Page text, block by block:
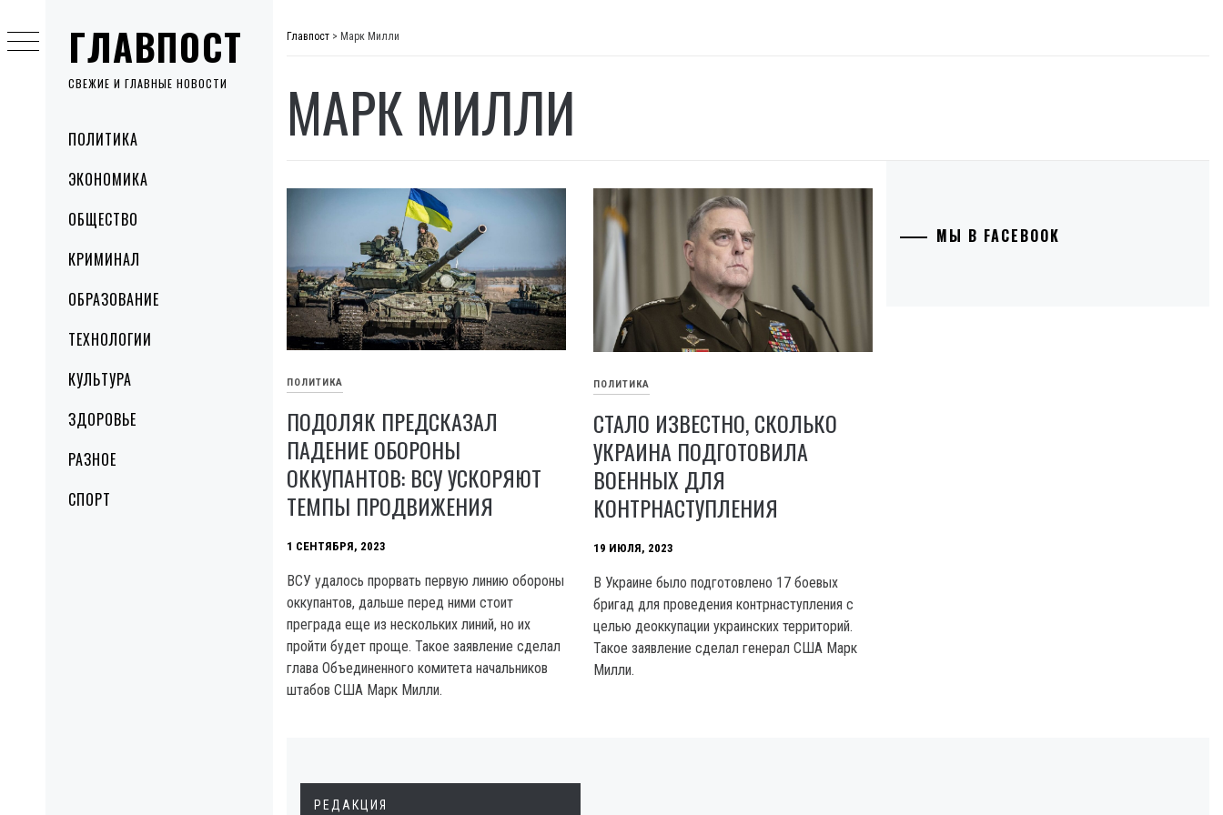
ГЛАВПОСТ
СВЕЖИЕ И ГЛАВНЫЕ НОВОСТИ
MenuПОЛИТИКА
ЭКОНОМИКА
ОБЩЕСТВО
КРИМИНАЛ
ОБРАЗОВАНИЕ
ТЕХНОЛОГИИ
КУЛЬТУРА
ЗДОРОВЬЕ
РАЗНОЕ
СПОРТ
to
content
Главпост > Марк Милли
МАРК МИЛЛИ
ПОЛИТИКА
ПОДОЛЯК ПРЕДСКАЗАЛ
ПАДЕНИЕ ОБОРОНЫ
ОККУПАНТОВ: ВСУ УСКОРЯЮТ
ТЕМПЫ ПРОДВИЖЕНИЯ
1 СЕНТЯБРЯ, 2023
ВСУ удалось прорвать первую линию обороны
оккупантов, дальше перед ними стоит
преграда еще из нескольких линий, но их
пройти будет проще. Такое заявление сделал
глава Объединенного комитета начальников
штабов США Марк Милли.
ПОЛИТИКА
СТАЛО ИЗВЕСТНО, СКОЛЬКО
УКРАИНА ПОДГОТОВИЛА
ВОЕННЫХ ДЛЯ
КОНТРНАСТУПЛЕНИЯ
19 ИЮЛЯ, 2023
В Украине было подготовлено 17 боевых
бригад для проведения контрнаступления с
целью деоккупации украинских территорий.
Такое заявление сделал генерал США Марк
Милли.
МЫ В FACEBOOK
РЕДАКЦИЯ